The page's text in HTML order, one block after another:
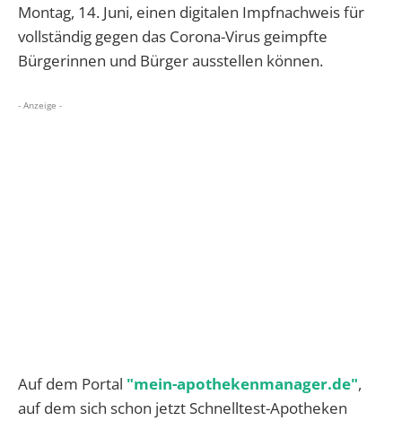
Montag, 14. Juni, einen digitalen Impfnachweis für
vollständig gegen das Corona-Virus geimpfte
Bürgerinnen und Bürger ausstellen können.
- Anzeige -
Auf dem Portal "mein-apothekenmanager.de",
auf dem sich schon jetzt Schnelltest-Apotheken